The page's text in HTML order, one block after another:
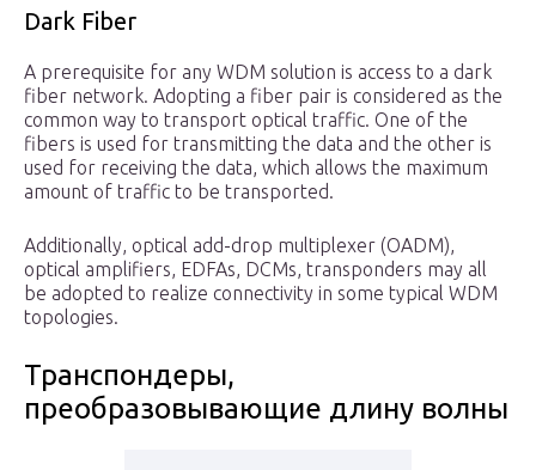
Dark Fiber
A prerequisite for any WDM solution is access to a dark
fiber network. Adopting a fiber pair is considered as the
common way to transport optical traffic. One of the
fibers is used for transmitting the data and the other is
used for receiving the data, which allows the maximum
amount of traffic to be transported.
Additionally, optical add-drop multiplexer (OADM),
optical amplifiers, EDFAs, DCMs, transponders may all
be adopted to realize connectivity in some typical WDM
topologies.
Транспондеры,
преобразовывающие длину волны